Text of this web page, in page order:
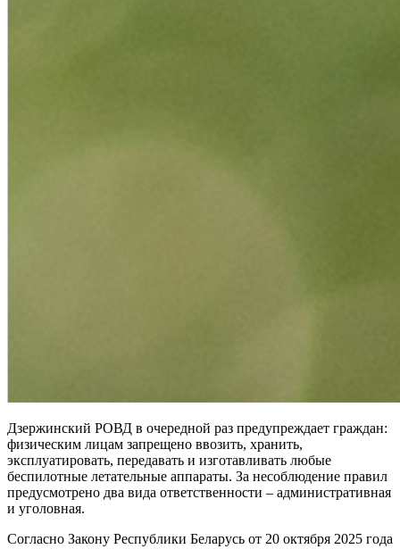
Дзержинский РОВД в очередной раз предупреждает граждан:
физическим лицам запрещено ввозить, хранить,
эксплуатировать, передавать и изготавливать любые
беспилотные летательные аппараты. За несоблюдение правил
предусмотрено два вида ответственности – административная
и уголовная.
Согласно Закону Республики Беларусь от 20 октября 2025 года